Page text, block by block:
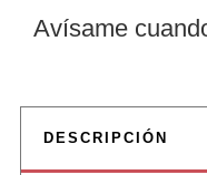
DESCRIPCIÓN